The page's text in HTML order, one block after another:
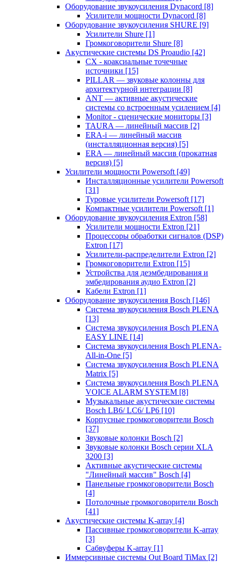
Оборудование звукоусиления Dynacord [8]
Усилители мощности Dynacord [8]
Оборудование звукоусиления SHURE [9]
Усилители Shure [1]
Громкоговорители Shure [8]
Акустические системы DS Proaudio [42]
CX - коаксиальные точечные
источники [15]
PILLAR — звуковые колонны для
архитектурной интеграции [8]
ANT — активные акустические
системы со встроенным усилением [4]
Monitor - сценические мониторы [3]
TAURA — линейный массив [2]
ERA-i — линейный массив
(инсталляционная версия) [5]
ERA — линейный массив (прокатная
версия) [5]
Усилители мощности Powersoft [49]
Инсталляционные усилители Powersoft
[31]
Туровые усилители Powersoft [17]
Компактные усилители Powersoft [1]
Оборудование звукоусиления Extron [58]
Усилители мощности Extron [21]
Процессоры обработки сигналов (DSP)
Extron [17]
Усилители-распределители Extron [2]
Громкоговорители Extron [15]
Устройства для деэмбедирования и
эмбедирования аудио Extron [2]
Кабели Extron [1]
Оборудование звукоусиления Bosch [146]
Система звукоусиления Bosch PLENA
[13]
Система звукоусиления Bosch PLENA
EASY LINE [14]
Система звукоусиления Bosch PLENA-
All-in-One [5]
Система звукоусиления Bosch PLENA
Matrix [5]
Система звукоусиления Bosch PLENA
VOICE ALARM SYSTEM [8]
Музыкальные акустические системы
Bosch LB6/ LC6/ LP6 [10]
Корпусные громкоговорители Bosch
[37]
Звуковые колонки Bosch [2]
Звуковые колонки Bosch серии XLA
3200 [3]
Активные акустические системы
"Линейный массив" Bosch [4]
Панельные громкоговорители Bosch
[4]
Потолочные громкоговорители Bosch
[41]
Акустические системы K-array [4]
Пассивные громкоговорители K-array
[3]
Сабвуферы K-array [1]
Иммерсивные системы Out Board TiMax [2]